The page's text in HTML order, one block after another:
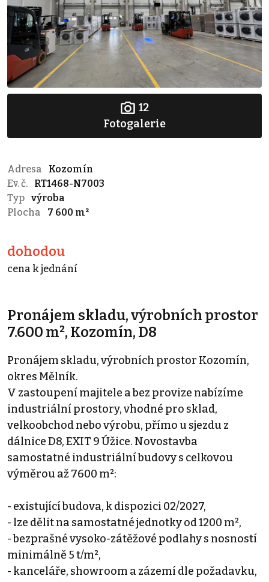
12
Fotogalerie
Adresa
Kozomín
Ev. č.
RT1468-N7003
Typ výroba
Plocha
7 600 m²
dohodou
cena k jednání
Pronájem skladu, výrobních prostor
7.600 m², Kozomín, D8
Pronájem skladu, výrobních prostor Kozomín,
okres Mělník.
V zastoupení majitele a bez provize nabízíme
industriální prostory, vhodné pro sklad,
velkoobchod nebo výrobu, přímo u sjezdu z
dálnice D8, EXIT 9 Úžice. Novostavba
samostatné industriální budovy s celkovou
výměrou až 7600 m²:
- existující budova, k dispozici 02/2027,
- lze dělit na samostatné jednotky od 1200 m²,
- bezprašné vysoko-zátěžové podlahy s nosností
minimálně 5 t/m²,
- kanceláře, showroom a zázemí dle požadavku,